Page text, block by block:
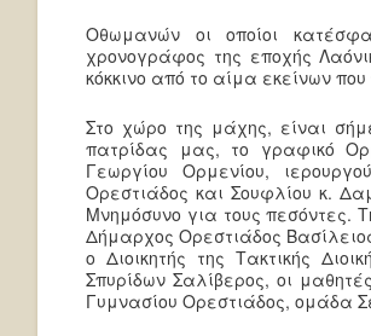
Οθωμανών οι οποίοι
χρονογράφος της εποχής
κόκκινο από το αίμα εκείνων
Στο χώρο της μάχης, είναι
πατρίδας μας, το γραφικό
Γεωργίου Ορμενίου,
Ορεστιάδος και Σουφλίου κ.
Μνημόσυνο για τους πεσόντες.
Δήμαρχος Ορεστιάδος
ο Διοικητής της Τακτικής
Σπυρίδων Σαλίβερος, οι
Γυμνασίου Ορεστιάδος, ομάδα